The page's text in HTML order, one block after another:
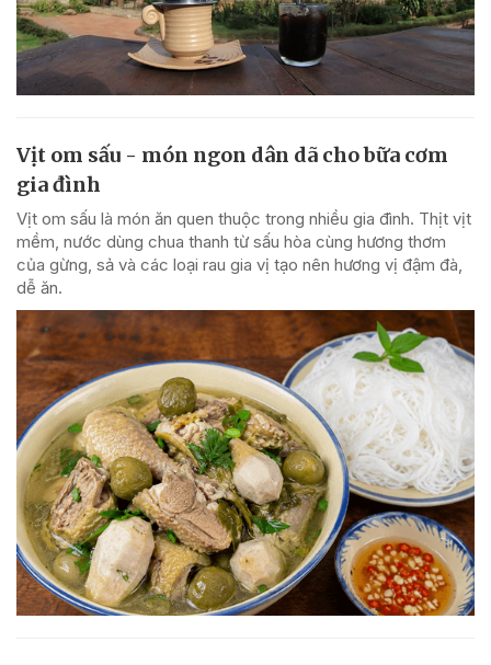
Vịt om sấu - món ngon dân dã cho bữa cơm
gia đình
Vịt om sấu là món ăn quen thuộc trong nhiều gia đình. Thịt vịt
mềm, nước dùng chua thanh từ sấu hòa cùng hương thơm
của gừng, sả và các loại rau gia vị tạo nên hương vị đậm đà,
dễ ăn.